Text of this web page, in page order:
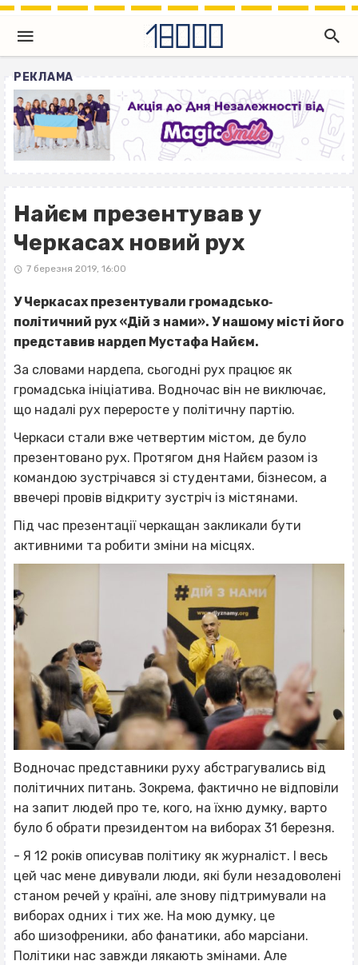
РЕКЛАМА
Найєм презентував у
Черкасах новий рух
7 березня 2019, 16:00
У Черкасах презентували громадсько‐
політичний рух «Дій з нами». У нашому місті його
представив нардеп Мустафа Найєм.
За словами нардепа, сьогодні рух працює як
громадська ініціатива. Водночас він не виключає,
що надалі рух переросте у політичну партію.
Черкаси стали вже четвертим містом, де було
презентовано рух. Протягом дня Найєм разом із
командою зустрічався зі студентами, бізнесом, а
ввечері провів відкриту зустріч із містянами.
Під час презентації черкащан закликали бути
активними та робити зміни на місцях.
Водночас представники руху абстрагувались від
політичних питань. Зокрема, фактично не відповіли
на запит людей про те, кого, на їхню думку, варто
було б обрати президентом на виборах 31 березня.
- Я 12 років описував політику як журналіст. І весь
цей час мене дивували люди, які були незадоволені
станом речей у країні, але знову підтримували на
виборах одних і тих же. На мою думку, це
або шизофреники, або фанатики, або марсіани.
Політики нас завжди лякають змінами. Але